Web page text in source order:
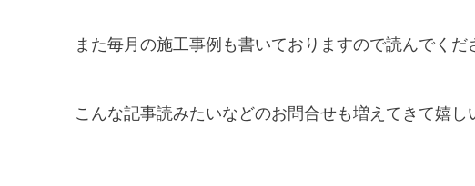
また毎月の施工事例も書いておりますので読んでくだ
こんな記事読みたいなどのお問合せも増えてきて嬉し